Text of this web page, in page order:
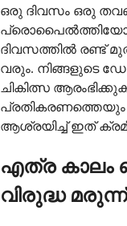
ഒരു ദിവസം ഒരു
ദിവസത്തിൽ രണ്ട്
വരും. നിങ്ങളുടെ
ചികിത്സ
ആശ്രയിച്ച് ഇത്
എത്ര
വിരുദ്ധ